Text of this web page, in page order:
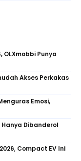
Punya
Akses Perkakas
Emosi,
Hanya Dibanderol
Compact EV Ini